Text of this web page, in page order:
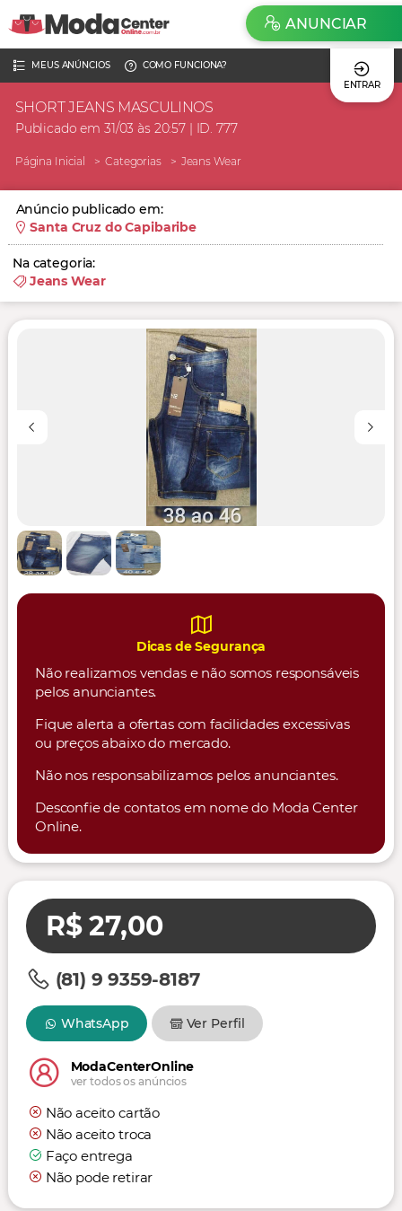
MEUS ANÚNCIOS
COMO FUNCIONA?
ENTRAR
ANUNCIAR
SHORT JEANS MASCULINOS
Publicado em 31/03 às 20:57 | ID. 777
Página Inicial Categorias Jeans Wear
Anúncio publicado em:
Santa Cruz do Capibaribe
Na categoria:
Jeans Wear
Dicas de Segurança
Não realizamos vendas e não somos responsáveis
pelos anunciantes.
Fique alerta a ofertas com facilidades excessivas
ou preços abaixo do mercado.
Não nos responsabilizamos pelos anunciantes.
Desconfie de contatos em nome do Moda Center
Online.
R$ 27,00
(81) 9 9359-8187
WhatsApp Ver Perfil
ModaCenterOnline
ver todos os anúncios
Não aceito cartão
Não aceito troca
Faço entrega
Não pode retirar